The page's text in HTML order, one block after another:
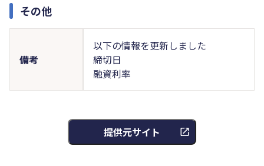
その他
備考
以下の情報を更新しました
締切日
融資利率
提供元サイト